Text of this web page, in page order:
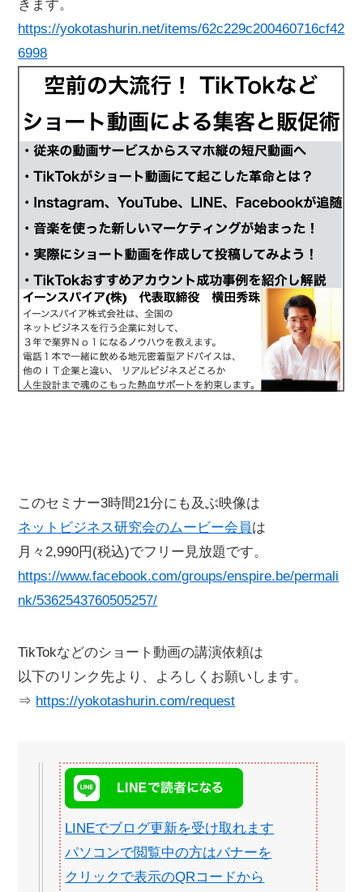
きます。
https://yokotashurin.net/items/62c229c200460716cf42
6998
このセミナー3時間21分にも及ぶ映像は
ネットビジネス研究会のムービー会員は
月々2,990円(税込)でフリー見放題です。
https://www.facebook.com/groups/enspire.be/permali
nk/5362543760505257/
TikTokなどのショート動画の講演依頼は
以下のリンク先より、よろしくお願いします。
⇒ https://yokotashurin.com/request
LINEでブログ更新を受け取れます
パソコンで閲覧中の方はバナーを
クリックで表示のQRコードから